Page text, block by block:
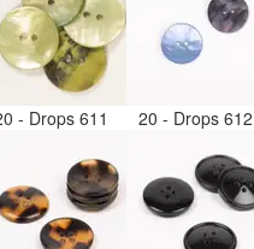
- Drops 611 20 - Drops 612